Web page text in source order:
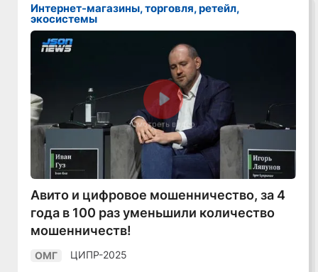
Интернет-магазины, торговля, ретейл,
экосистемы
Смотреть видео
Авито и цифровое мошенничество, за 4
года в 100 раз уменьшили количество
мошенничеств!
ОМГ ЦИПР-2025